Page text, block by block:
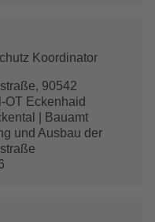
Koordinator
90542
OT Eckenhaid
| Bauamt
und Ausbau der